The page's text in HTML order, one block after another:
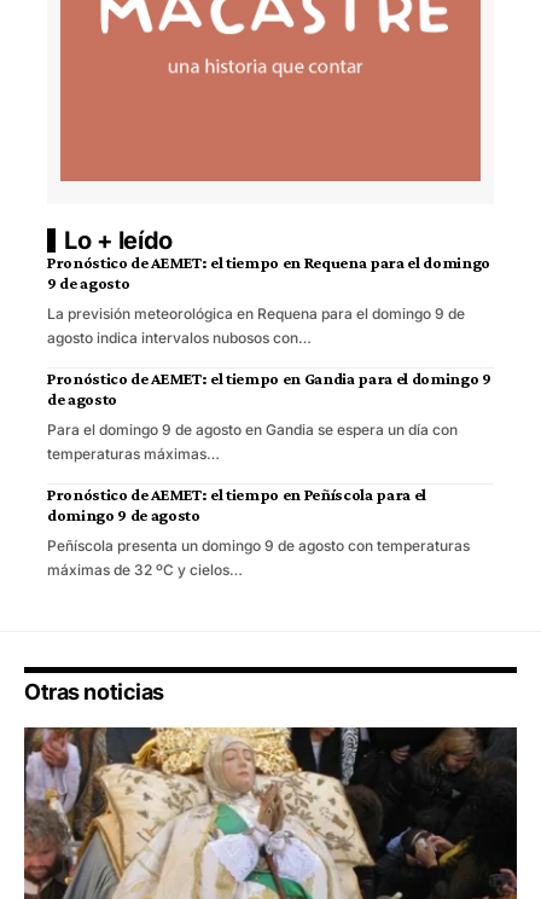
Lo + leído
Pronóstico de AEMET: el tiempo en Requena para el domingo
9 de agosto
La previsión meteorológica en Requena para el domingo 9 de
agosto indica intervalos nubosos con…
Pronóstico de AEMET: el tiempo en Gandia para el domingo 9
de agosto
Para el domingo 9 de agosto en Gandia se espera un día con
temperaturas máximas…
Pronóstico de AEMET: el tiempo en Peñíscola para el
domingo 9 de agosto
Peñíscola presenta un domingo 9 de agosto con temperaturas
máximas de 32 ºC y cielos…
Otras noticias